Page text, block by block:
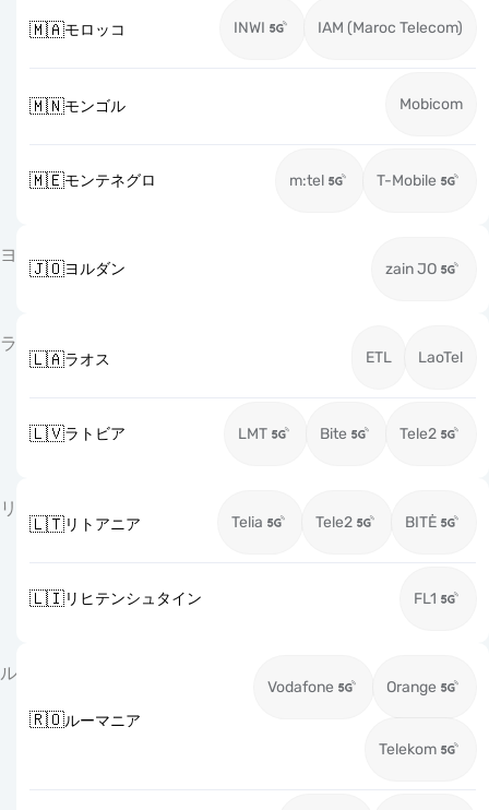
🇲🇦モロッコ INWI IAM (Maroc Telecom)
🇲🇳モンゴル Mobicom
🇲🇪モンテネグロ m:tel T-Mobile
ヨ
🇯🇴ヨルダン zain JO
ラ
🇱🇦ラオス ETL LaoTel
🇱🇻ラトビア LMT Bite Tele2
リ
🇱🇹リトアニア Telia Tele2 BITĖ
🇱🇮リヒテンシュタイン FL1
ル
🇷🇴ルーマニア
Vodafone Orange
Telekom